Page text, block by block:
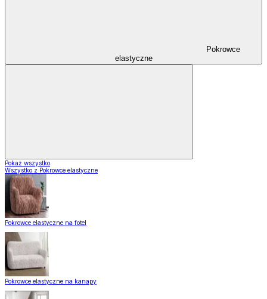
Pokrowce
elastyczne
Pokaż wszystko
Wszystko z Pokrowce elastyczne
Pokrowce elastyczne na fotel
Pokrowce elastyczne na kanapy